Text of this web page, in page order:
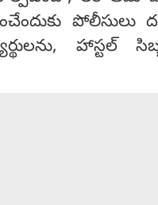
పోలీసులు
హాస్టల్